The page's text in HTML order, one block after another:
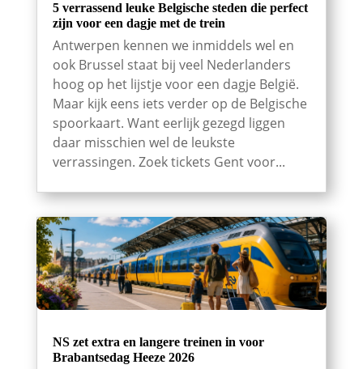
5 verrassend leuke Belgische steden die perfect
zijn voor een dagje met de trein
Antwerpen kennen we inmiddels wel en
ook Brussel staat bij veel Nederlanders
hoog op het lijstje voor een dagje België.
Maar kijk eens iets verder op de Belgische
spoorkaart. Want eerlijk gezegd liggen
daar misschien wel de leukste
verrassingen. Zoek tickets Gent voor...
NS zet extra en langere treinen in voor
Brabantsedag Heeze 2026